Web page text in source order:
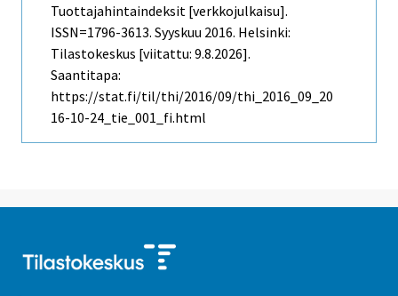
Tuottajahintaindeksit [verkkojulkaisu].
ISSN=1796-3613. Syyskuu 2016. Helsinki:
Tilastokeskus [viitattu: 9.8.2026].
Saantitapa:
https://stat.fi/til/thi/2016/09/thi_2016_09_20
16-10-24_tie_001_fi.html